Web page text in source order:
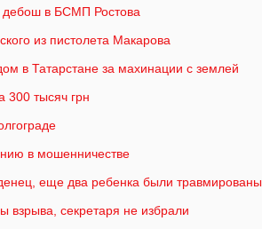
дебош в БСМП Ростова
из пистолета Макарова
в Татарстане за махинации с землей
300 тысяч грн
в мошенничестве
еще два ребенка были травмированы
взрыва, секретаря не избрали